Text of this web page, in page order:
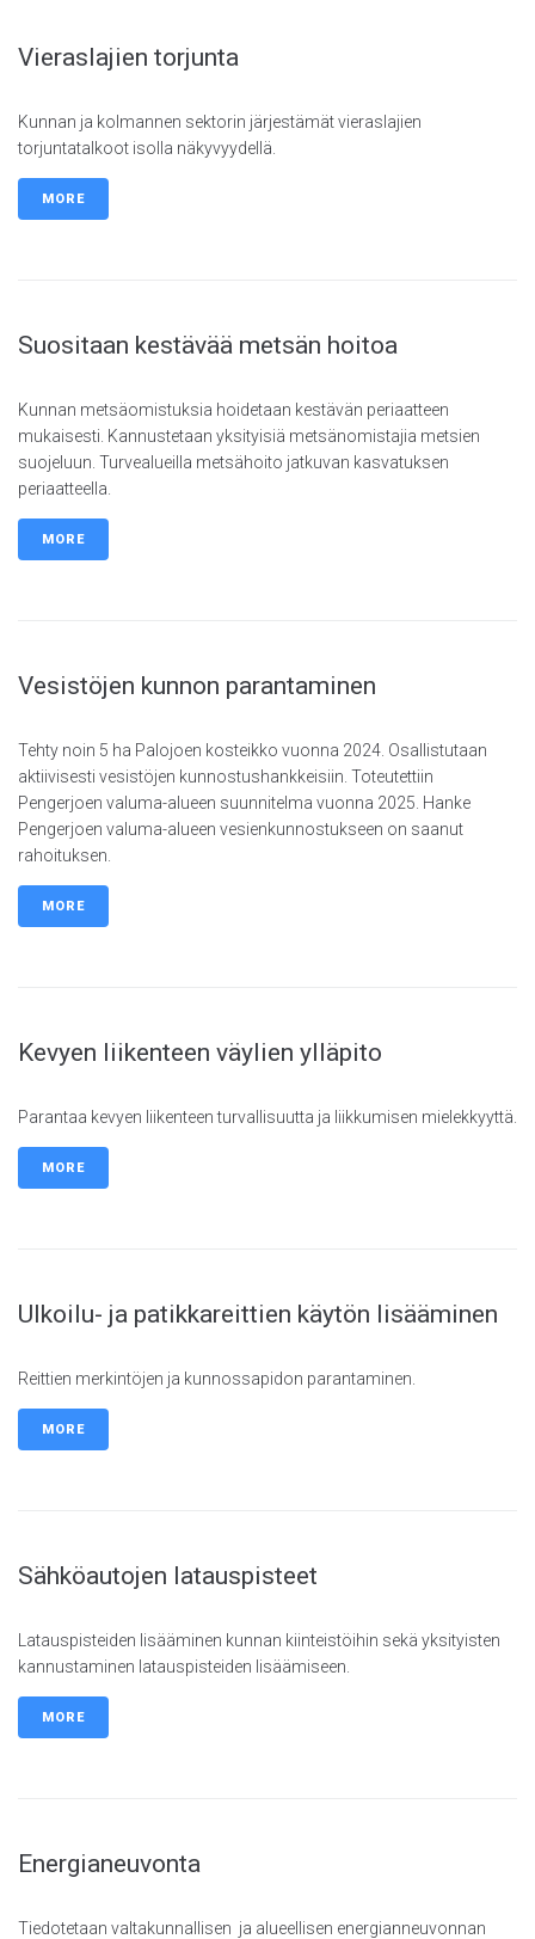
Vieraslajien torjunta
Kunnan ja kolmannen sektorin järjestämät vieraslajien
torjuntatalkoot isolla näkyvyydellä.
MORE
Suositaan kestävää metsän hoitoa
Kunnan metsäomistuksia hoidetaan kestävän periaatteen
mukaisesti. Kannustetaan yksityisiä metsänomistajia metsien
suojeluun. Turvealueilla metsähoito jatkuvan kasvatuksen
periaatteella.
MORE
Vesistöjen kunnon parantaminen
Tehty noin 5 ha Palojoen kosteikko vuonna 2024. Osallistutaan
aktiivisesti vesistöjen kunnostushankkeisiin. Toteutettiin
Pengerjoen valuma-alueen suunnitelma vuonna 2025. Hanke
Pengerjoen valuma-alueen vesienkunnostukseen on saanut
rahoituksen.
MORE
Kevyen liikenteen väylien ylläpito
Parantaa kevyen liikenteen turvallisuutta ja liikkumisen mielekkyyttä.
MORE
Ulkoilu- ja patikkareittien käytön lisääminen
Reittien merkintöjen ja kunnossapidon parantaminen.
MORE
Sähköautojen latauspisteet
Latauspisteiden lisääminen kunnan kiinteistöihin sekä yksityisten
kannustaminen latauspisteiden lisäämiseen.
MORE
Energianeuvonta
Tiedotetaan valtakunnallisen ja alueellisen energianneuvonnan